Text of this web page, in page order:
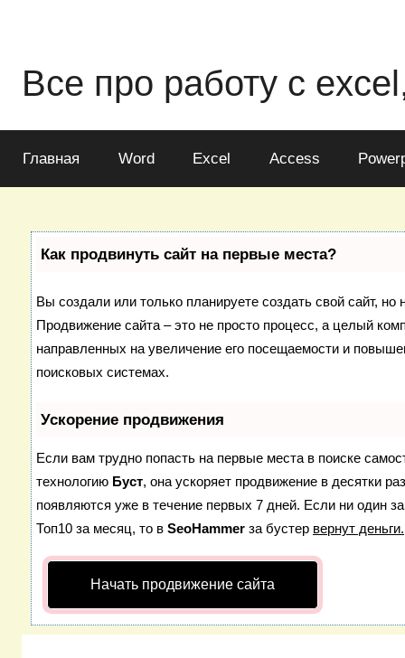
Все про работу с
Главная Word Excel Access
Как продвинуть сайт на первые места?
Вы создали или только планируете создать свой сайт, но
Продвижение сайта – это не просто процесс, а целый
направленных на увеличение его посещаемости и
поисковых системах.
Ускорение продвижения
Если вам трудно попасть на первые места в поиске
технологию Буст, она ускоряет продвижение в десятки
появляются уже в течение первых 7 дней. Если ни один
Топ10 за месяц, то в SeoHammer за бустер вернут деньги.
Начать продвижение сайта